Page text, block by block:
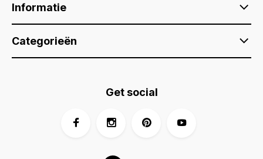
Informatie
Categorieën
Get social